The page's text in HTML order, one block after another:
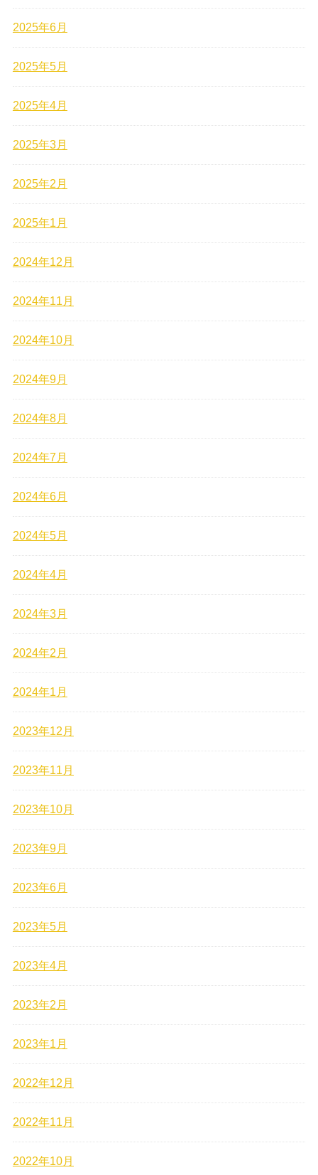
2025年6月
2025年5月
2025年4月
2025年3月
2025年2月
2025年1月
2024年12月
2024年11月
2024年10月
2024年9月
2024年8月
2024年7月
2024年6月
2024年5月
2024年4月
2024年3月
2024年2月
2024年1月
2023年12月
2023年11月
2023年10月
2023年9月
2023年6月
2023年5月
2023年4月
2023年2月
2023年1月
2022年12月
2022年11月
2022年10月